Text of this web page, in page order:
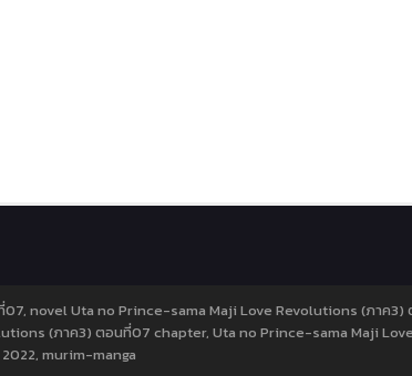
novel Uta no Prince-sama Maji Love Revolutions (ภาค
(ภาค3) ตอนที่07 chapter, Uta no Prince-sama Maji
, murim-manga